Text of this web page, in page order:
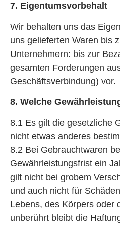
7. Eigentumsvorbehalt
Wir behalten uns das
uns gelieferten Waren bis
Unternehmern: bis zur
gesamten Forderungen
Geschäftsverbindung) vor.
8. Welche
8.1 Es gilt die gesetzliche
nicht etwas anderes
8.2 Bei Gebrauchtwaren
Gewährleistungsfrist ein
gilt nicht bei grobem
und auch nicht für
Lebens, des Körpers oder
unberührt bleibt die